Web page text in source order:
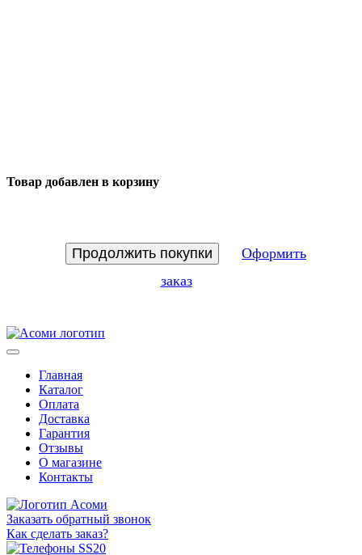
Товар добавлен в корзину
Продолжить покупки
Оформить
заказ
Главная
Каталог
Оплата
Доставка
Гарантия
Отзывы
О магазине
Контакты
Заказать обратный звонок
Как сделать заказ?